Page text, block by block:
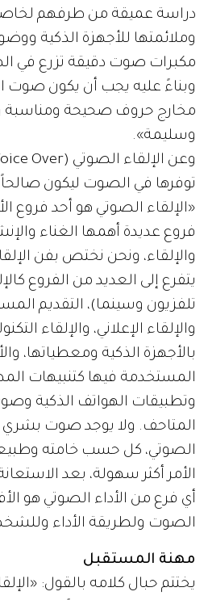
دراسة عميقة من طرفهم
وملائمتها للأجهزة الذكية
مكبرات صوت دقيقة تزرع في
وبناءً عليه يجب أن يكون صوت
مخارج حروف صحيحة ومناسبة
وسليمة».
توفرها في الصوت ليكون صالحاً
«الإلقاء الصوتي هو أحد فروع
فروع عديدة أهمها الغناء
والإلقاء، ونحن نختص بفن
يتفرع إلى العديد من الفروع
تلفزيون وسينما)، التقديم
والإلقاء الإعلاني، والإلقاء
بالأجهزة الذكية ومعطياتها،
المستخدمة فيها كتنبيهات
وتطبيقات الهواتف الذكية
المتاحف. ولا يوجد صوت بشري
الصوتي، كل حسب خامته
الأمر أكثر سهولة، بعد
أي فرع من الأداء الصوتي هو
الصوت ولطريقة الأداء
مهنة المستقبل
يختتم حبال كلامه بالقول: